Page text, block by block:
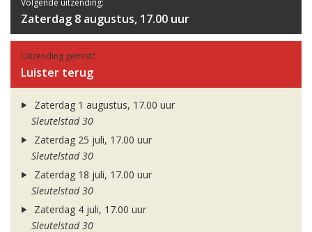
Volgende uitzending:
Zaterdag 8 augustus, 17.00 uur
Uitzending gemist?
Luister terug
Zaterdag 1 augustus, 17.00 uur
Sleutelstad 30
Zaterdag 25 juli, 17.00 uur
Sleutelstad 30
Zaterdag 18 juli, 17.00 uur
Sleutelstad 30
Zaterdag 4 juli, 17.00 uur
Sleutelstad 30